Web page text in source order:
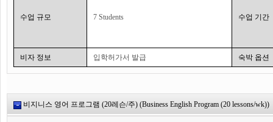
수업 규모 7 Students 수업 기간
비자 정보 입학허가서 발급 숙박 옵션
비지니스 영어 프로그램 (20레슨/주) (Business English Program (20 lessons/wk))